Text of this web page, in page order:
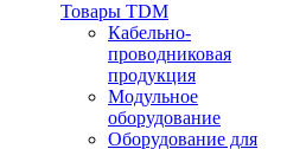
Товары TDM
Кабельно-
проводниковая
продукция
Модульное
оборудование
Оборудование для